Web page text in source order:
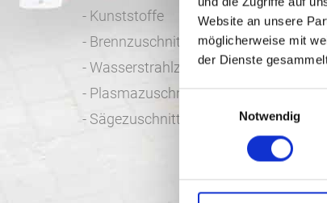
Website an unsere
möglicherweise mit
der Dienste
Notwendig
- Kunststoffe
- Brennzuschnitte
- Wasserstrahlzuschnitte
- Plasmazuschnitte
- Sägezuschnitte